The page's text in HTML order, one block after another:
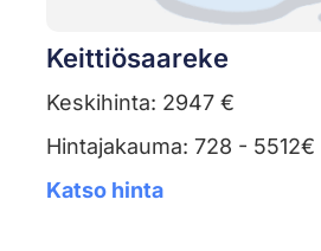
Keittiösaareke
Keskihinta: 2947 €
Hintajakauma: 728 - 5512€
Katso hinta